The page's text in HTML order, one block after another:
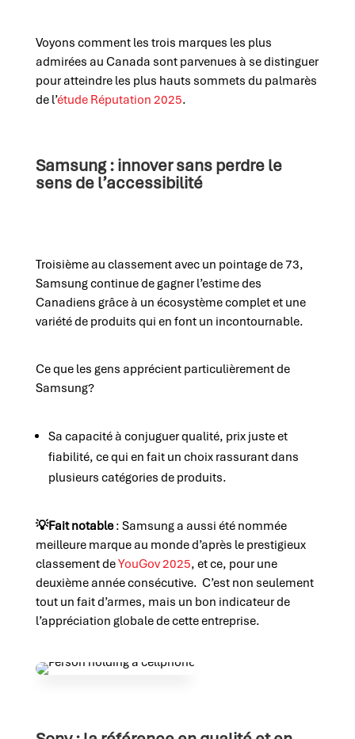
Voyons comment les trois marques les plus
admirées au Canada sont parvenues à se distinguer
pour atteindre les plus hauts sommets du palmarès
de l’étude Réputation 2025.
Samsung : innover sans perdre le
sens de l’accessibilité
Troisième au classement avec un pointage de 73,
Samsung continue de gagner l’estime des
Canadiens grâce à un écosystème complet et une
variété de produits qui en font un incontournable.
Ce que les gens apprécient particulièrement de
Samsung?
Sa capacité à conjuguer qualité, prix juste et
fiabilité, ce qui en fait un choix rassurant dans
plusieurs catégories de produits.
💡Fait notable: Samsung a aussi été nommée
meilleure marque au monde d’après le prestigieux
classement deYouGov 2025, et ce, pour une
deuxième année consécutive. C’est non seulement
tout un fait d’armes, mais un bon indicateur de
l’appréciation globale de cette entreprise.